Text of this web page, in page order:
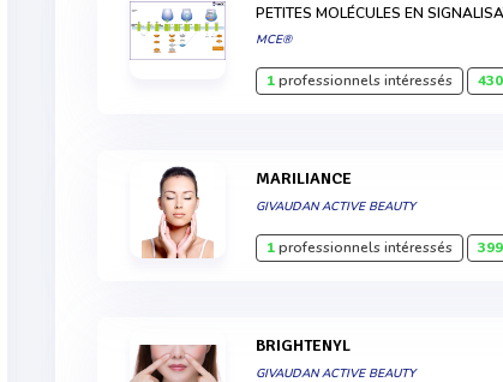
PETITES MOLÉCULES EN
MCE®
1professionnels intéressés 430
MARILIANCE
GIVAUDAN ACTIVE BEAUTY
1professionnels intéressés 399
BRIGHTENYL
GIVAUDAN ACTIVE BEAUTY